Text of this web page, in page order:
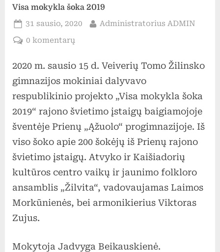
Visa mokykla šoka 2019
Posted
on
31 sausio, 2020 By
Administratorius ADMIN
0 komentarųįraše
mokykla
šoka
2019
2020 m. sausio 15 d. Veiverių Tomo Žilinsko
gimnazijos mokiniai dalyvavo
respublikinio projekto „Visa mokykla šoka
2019“ rajono švietimo įstaigų baigiamojoje
šventėje Prienų „Ąžuolo“ progimnazijoje. Iš
viso šoko apie 200 šokėjų iš Prienų rajono
švietimo įstaigų. Atvyko ir Kaišiadorių
kultūros centro vaikų ir jaunimo folkloro
ansamblis „Žilvita“, vadovaujamas Laimos
Morkūnienės, bei armonikierius Viktoras
Zujus.
Mokytoja Jadvyga Beikauskienė.